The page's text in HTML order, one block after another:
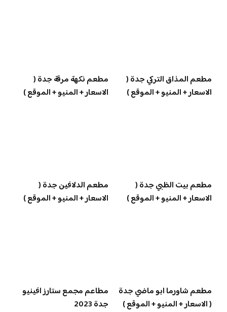
مطعم المذاق التركي جدة (
الاسعار + المنيو + الموقع )
مطعم نكهة مرقة جدة (
الاسعار + المنيو + الموقع )
مطعم بيت الظبي جدة (
الاسعار + المنيو + الموقع )
مطعم الدلافين جدة (
الاسعار + المنيو + الموقع )
مطعم شاورما ابو ماضي جدة
( الاسعار + المنيو + الموقع )
مطاعم مجمع ستارز افينيو
جدة 2023